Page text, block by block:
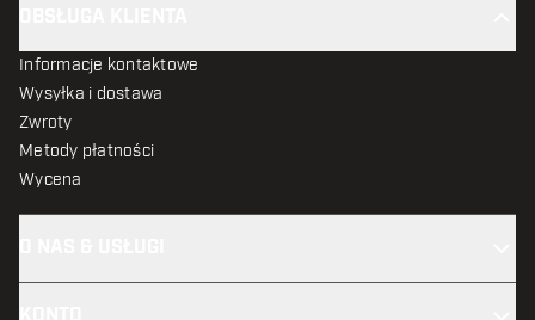
Informacje kontaktowe
Wysyłka i dostawa
Zwroty
Metody płatności
Wycena